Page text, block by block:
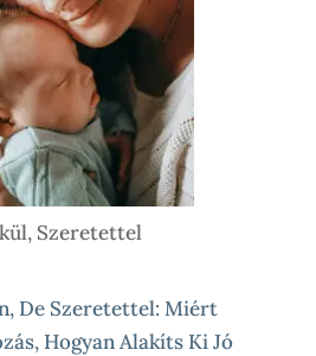
Szeretettel
De Szeretettel: Miért
Hogyan Alakíts Ki Jó